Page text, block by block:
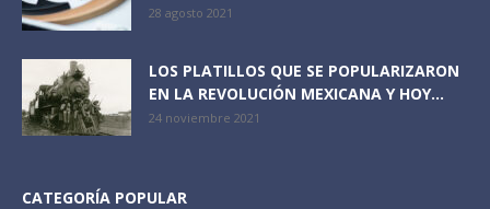
28 agosto 2021
LOS PLATILLOS QUE SE POPULARIZARON
EN LA REVOLUCIÓN MEXICANA Y HOY...
24 noviembre 2021
CATEGORÍA POPULAR